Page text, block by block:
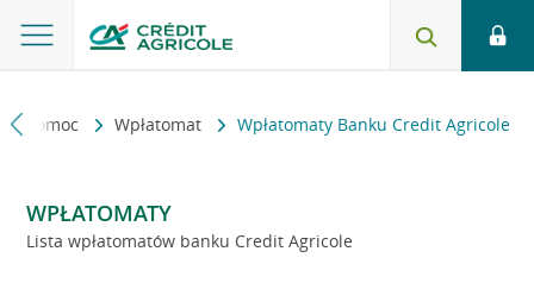
i pomoc Wpłatomat Wpłatomaty Banku Credit Agricole
WPŁATOMATY
Lista wpłatomatów banku Credit Agricole